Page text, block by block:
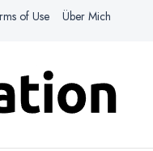
of Use Über Mich